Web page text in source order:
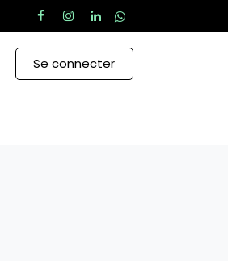
Se connecter